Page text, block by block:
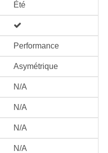
Été
Performance
Asymétrique
N/A
N/A
N/A
N/A